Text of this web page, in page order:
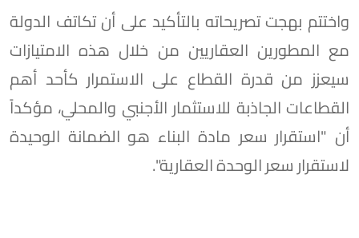
واختتم بهجت تصريحاته بالتأكيد على أن تكاتف الدولة
مع المطورين العقاريين من خلال هذه الامتيازات
سيعزز من قدرة القطاع على الاستمرار كأحد أهم
القطاعات الجاذبة للاستثمار الأجنبي والمحلي، مؤكداً
أن "استقرار سعر مادة البناء هو الضمانة الوحيدة
لاستقرار سعر الوحدة العقارية".